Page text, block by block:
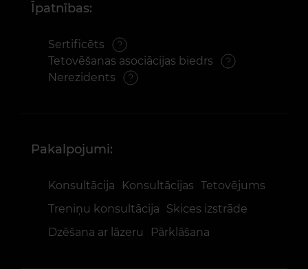
Īpatnības:
Sertificēts
Tetovēšanas asociācijas biedrs
Nerezidents
Pakalpojumi:
Konsultācija Konsultācijas Tetovējums
Treniņu konsultācija
Skices izstrāde
Dzēšana ar lāzeru
Pārklāšana